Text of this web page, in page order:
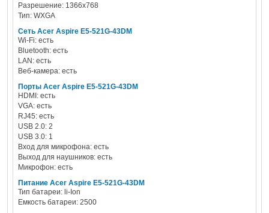
Разрешение: 1366x768
Тип: WXGA
Сеть Acer Aspire E5-521G-43DM
Wi-Fi: есть
Bluetooth: есть
LAN: есть
Веб-камера: есть
Порты Acer Aspire E5-521G-43DM
HDMI: есть
VGA: есть
RJ45: есть
USB 2.0: 2
USB 3.0: 1
Вход для микрофона: есть
Выход для наушников: есть
Микрофон: есть
Питание Acer Aspire E5-521G-43DM
Тип батареи: li-Ion
Емкость батареи: 2500